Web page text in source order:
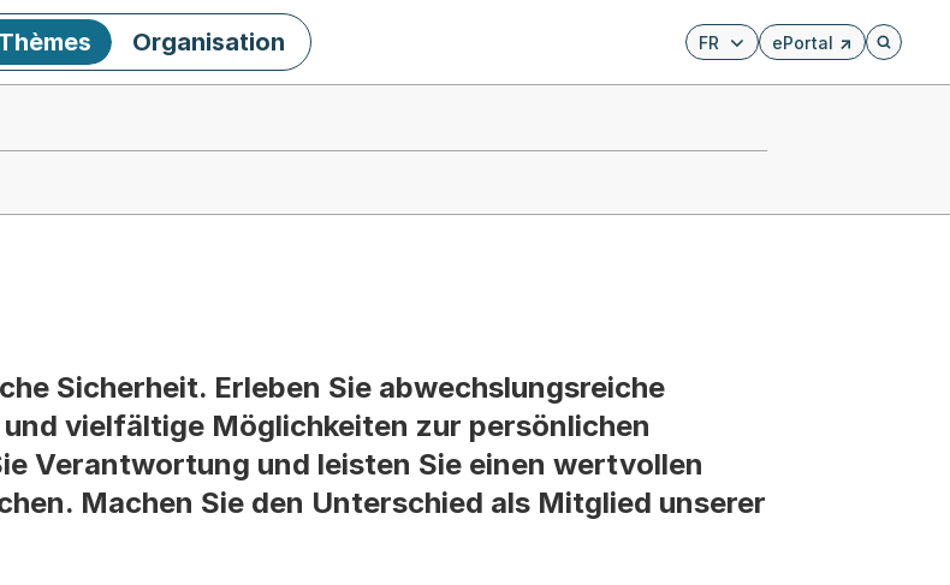
FR ePortal
Externer Link, wird in
Öffnet
Thèmes Organisation
Sicherheit. Erleben Sie abwechslungsreiche
vielfältige Möglichkeiten zur persönlichen
Verantwortung und leisten Sie einen wertvollen
Machen Sie den Unterschied als Mitglied unserer